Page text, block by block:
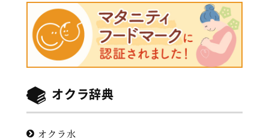
オクラ辞典
オクラ水